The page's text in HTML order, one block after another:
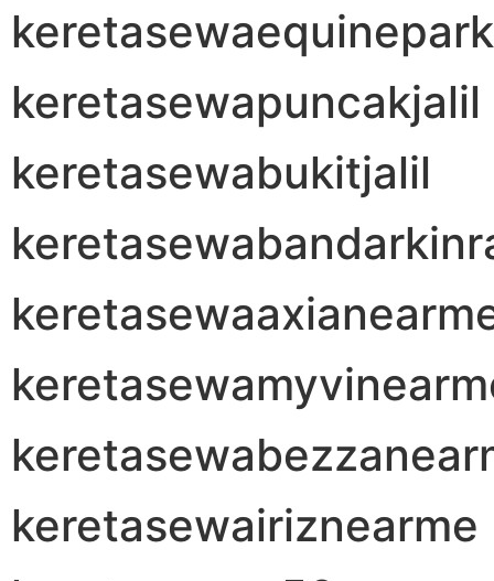
keretasewaequinepark
keretasewapuncakjalil
keretasewabukitjalil
keretasewairiznearme